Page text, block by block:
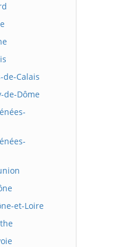
de-Calais
de-Dôme
et-Loire